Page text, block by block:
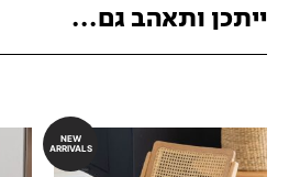
ייתכן ותאהב גם...
NEW
ARRIVALS